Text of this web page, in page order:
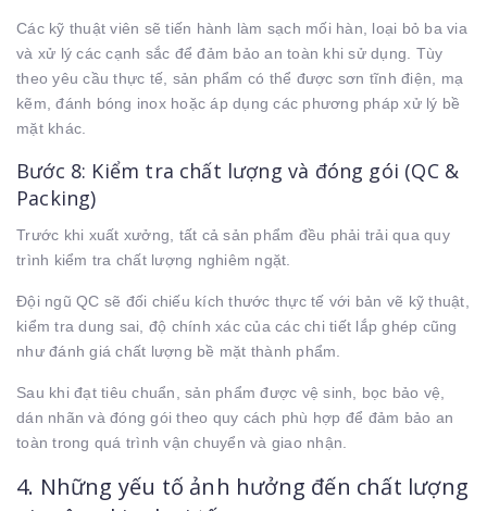
Các kỹ thuật viên sẽ tiến hành làm sạch mối hàn, loại bỏ ba via
và xử lý các cạnh sắc để đảm bảo an toàn khi sử dụng. Tùy
theo yêu cầu thực tế, sản phẩm có thể được sơn tĩnh điện, mạ
kẽm, đánh bóng inox hoặc áp dụng các phương pháp xử lý bề
mặt khác.
Bước 8: Kiểm tra chất lượng và đóng gói (QC &
Packing)
Trước khi xuất xưởng, tất cả sản phẩm đều phải trải qua quy
trình kiểm tra chất lượng nghiêm ngặt.
Đội ngũ QC sẽ đối chiếu kích thước thực tế với bản vẽ kỹ thuật,
kiểm tra dung sai, độ chính xác của các chi tiết lắp ghép cũng
như đánh giá chất lượng bề mặt thành phẩm.
Sau khi đạt tiêu chuẩn, sản phẩm được vệ sinh, bọc bảo vệ,
dán nhãn và đóng gói theo quy cách phù hợp để đảm bảo an
toàn trong quá trình vận chuyển và giao nhận.
4. Những yếu tố ảnh hưởng đến chất lượng